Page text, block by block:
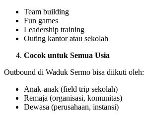
Team building
Fun games
Leadership training
Outing kantor atau sekolah
Cocok untuk Semua Usia
Outbound di Waduk Sermo bisa diikuti oleh:
Anak-anak (field trip sekolah)
Remaja (organisasi, komunitas)
Dewasa (perusahaan, instansi)